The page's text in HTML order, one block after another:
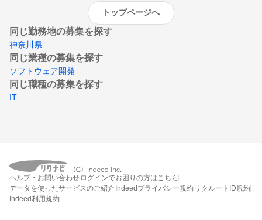
トップページへ
同じ勤務地の募集を探す
神奈川県
同じ業種の募集を探す
ソフトウェア開発
同じ職種の募集を探す
IT
ヘルプ・お問い合わせ ログインでお困りの方はこちら
データを使ったサービスのご紹介Indeedプライバシー規約 リクルートID規約
Indeed利用規約